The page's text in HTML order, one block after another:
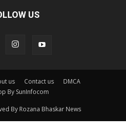
US
us Contact us
DMCA
By SunInfocom
By Rozana Bhaskar News